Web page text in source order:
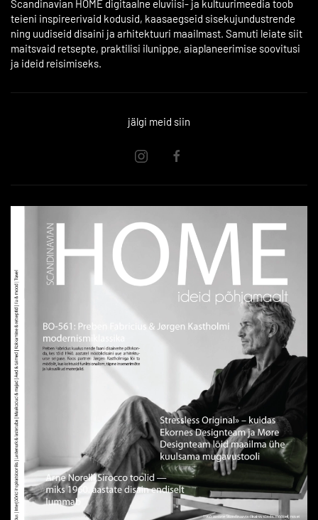
Scandinavian HOME digitaalne eluviisi- ja kultuurimeedia toob
teieni inspireerivaid kodusid, kaasaegseid sisekujundustrende
ning uudiseid disaini ja arhitektuuri maailmast. Samuti leiate siit
maitsvaid retsepte, praktilisi ilunippe, aiaplaneerimise soovitusi
ja ideid reisimiseks.
jälgi meid siin